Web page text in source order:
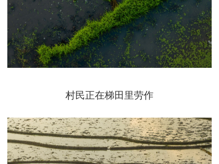
村民正在梯田里劳作